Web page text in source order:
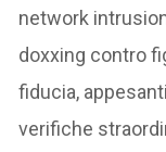
network
doxxing contro
fiducia,
verifiche